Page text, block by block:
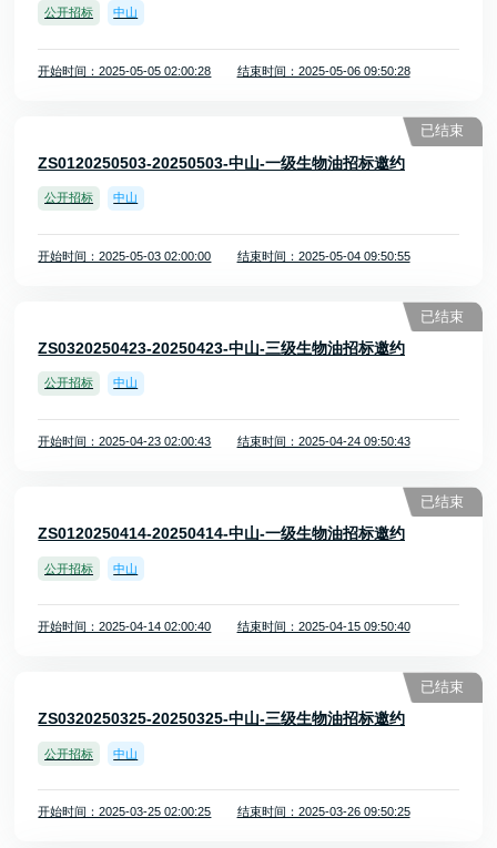
公开招标 中山
开始时间：2025-05-05 02:00:28 结束时间：2025-05-06 09:50:28
ZS0120250503-20250503-中山-一级生物油招标邀约
公开招标 中山
开始时间：2025-05-03 02:00:00 结束时间：2025-05-04 09:50:55
已结束
ZS0320250423-20250423-中山-三级生物油招标邀约
公开招标 中山
开始时间：2025-04-23 02:00:43 结束时间：2025-04-24 09:50:43
已结束
ZS0120250414-20250414-中山-一级生物油招标邀约
公开招标 中山
开始时间：2025-04-14 02:00:40 结束时间：2025-04-15 09:50:40
已结束
ZS0320250325-20250325-中山-三级生物油招标邀约
公开招标 中山
开始时间：2025-03-25 02:00:25 结束时间：2025-03-26 09:50:25
已结束